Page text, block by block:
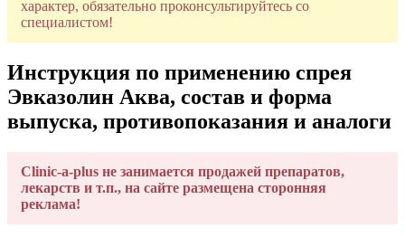
характер, обязательно проконсультируйтесь со
специалистом!
Инструкция по применению спрея
Эвказолин Аква, состав и форма
выпуска, противопоказания и аналоги
Clinic-a-plus не занимается продажей препаратов,
лекарств и т.п., на сайте размещена сторонняя
реклама!